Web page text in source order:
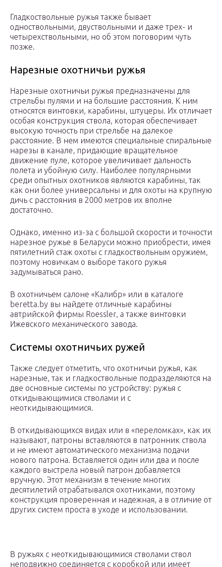
Гладкоствольные ружья также бывает
одноствольными, двуствольными и даже трех- и
четырехствольными, но об этом поговорим чуть
позже.
Нарезные охотничьи ружья
Нарезные охотничьи ружья предназначены для
стрельбы пулями и на большие расстояния. К ним
относятся винтовки, карабины, штуцеры. Их отличает
особая конструкция ствола, которая обеспечивает
высокую точность при стрельбе на далекое
расстояние. В нем имеются специальные спиральные
нарезы в канале, придающие вращательное
движение пуле, которое увеличивает дальность
полета и убойную силу. Наиболее популярными
среди опытных охотников являются карабины, так
как они более универсальны и для охоты на крупную
дичь с расстояния в 2000 метров их вполне
достаточно.
Однако, именно из-за с большой скорости и точности
нарезное ружье в Беларуси можно приобрести, имея
пятилетний стаж охоты с гладкоствольным оружием,
поэтому новичкам о выборе такого ружья
задумываться рано.
В охотничьем салоне «Калибр» или в каталоге
beretta.by вы найдете отличные карабины
автрийской фирмы Roessler, а также винтовки
Ижевского механического завода.
Системы охотничьих ружей
Также следует отметить, что охотничьи ружья, как
нарезные, так и гладкоствольные подразделяются на
две основные системы по устройству: ружья с
откидывающимися стволами и с
неоткидывающимися.
В откидывающихся видах или в «переломках», как их
называют, патроны вставляются в патронник ствола
и не имеют автоматического механизма подачи
нового патрона. Вставляется один или два и после
каждого выстрела новый патрон добавляется
вручную. Этот механизм в течение многих
десятилетий отрабатывался охотниками, поэтому
конструкция проверенная и надежная, а в отличие от
других систем проста в уходе и использовании.
В ружьях с неоткидывающимися стволами ствол
неподвижно соединяется с коробкой или имеет